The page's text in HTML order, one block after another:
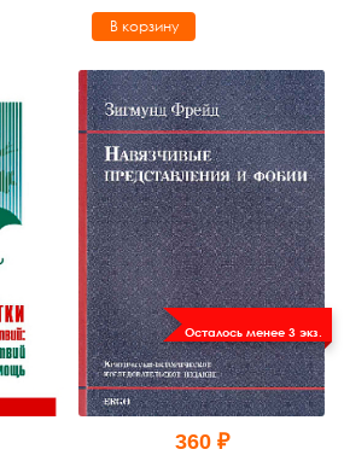
психологическая помощь
В корзину
Осталось менее 3 экз.
360 ₽